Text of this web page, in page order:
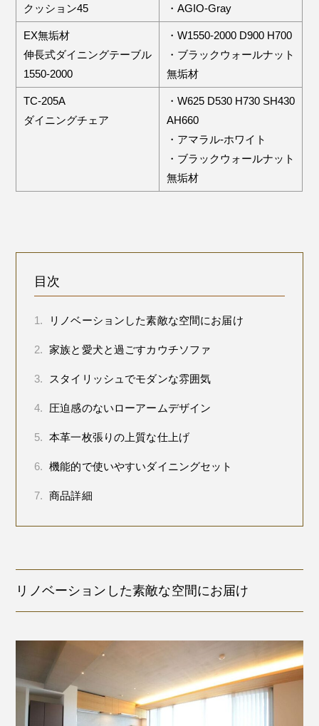
クッション45 ・AGIO-Gray
EX無垢材
伸長式ダイニングテーブル
1550-2000
・W1550-2000 D900 H700
・ブラックウォールナット
無垢材
TC-205A
ダイニングチェア
・W625 D530 H730 SH430
AH660
・アマラル-ホワイト
・ブラックウォールナット
無垢材
目次
1. リノベーションした素敵な空間にお届け
2. 家族と愛犬と過ごすカウチソファ
3. スタイリッシュでモダンな雰囲気
4. 圧迫感のないローアームデザイン
5. 本革一枚張りの上質な仕上げ
6. 機能的で使いやすいダイニングセット
7. 商品詳細
リノベーションした素敵な空間にお届け